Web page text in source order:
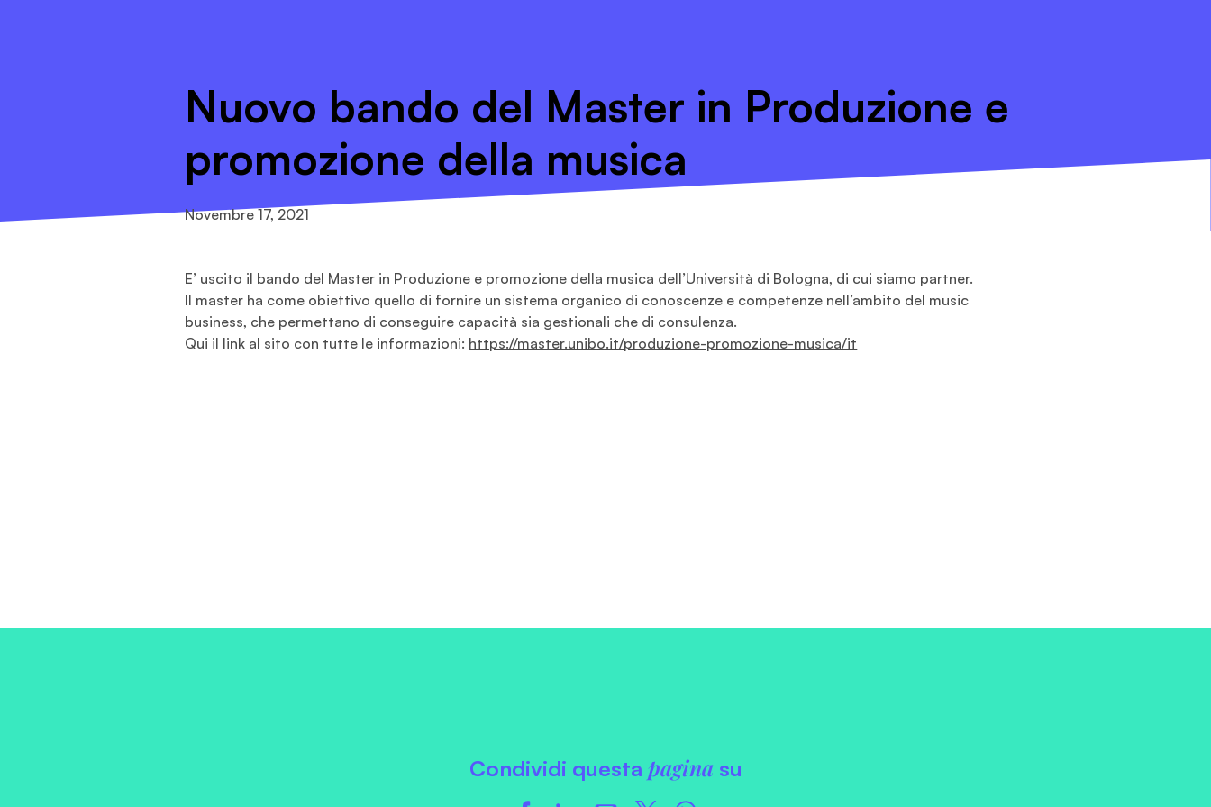
Nuovo bando del Master in Produzione e
promozione della musica
Novembre 17, 2021
E’ uscito il bando del Master in Produzione e promozione della musica dell’Università di Bologna, di cui siamo partner.
Il master ha come obiettivo quello di fornire un sistema organico di conoscenze e competenze nell’ambito del music
business, che permettano di conseguire capacità sia gestionali che di consulenza.
Qui il link al sito con tutte le informazioni: https://master.unibo.it/produzione-promozione-musica/it
Condividi questa paginasu